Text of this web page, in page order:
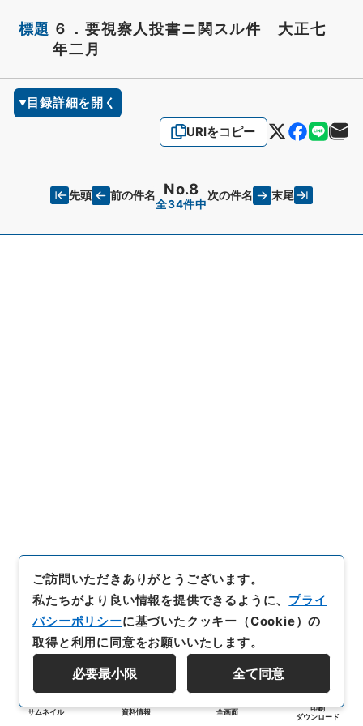
標題 ６．要視察人投書ニ関スル件 大正七
年二月
目録詳細を開く
URIをコピー
先頭 前の件名 No.8
全34件中
次の件名 末尾
サムネイル 資料情報 全画面
印刷
ダウンロード
ご訪問いただきありがとうございます。
私たちがより良い情報を提供できるように、 プライ
バシーポリシーに基づいたクッキー（Cookie）の
取得と利用に同意をお願いいたします。
必要最小限 全て同意